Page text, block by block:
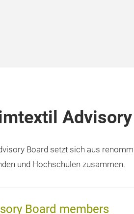
Advisory
Board setzt sich aus
und Hochschulen zusammen.
Board members